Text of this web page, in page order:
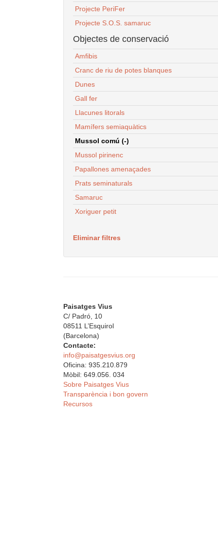
Projecte PeriFer
Projecte S.O.S. samaruc
Objectes de conservació
Amfibis
Cranc de riu de potes blanques
Dunes
Gall fer
Llacunes litorals
Mamífers semiaquàtics
Mussol comú (-)
Mussol pirinenc
Papallones amenaçades
Prats seminaturals
Samaruc
Xoriguer petit
Eliminar filtres
Paisatges Vius
C/ Padró, 10
08511 L’Esquirol
(Barcelona)
Contacte:
info@paisatgesvius.org
Oficina: 935.210.879
Mòbil: 649.056. 034
Sobre Paisatges Vius
Transparència i bon govern
Recursos